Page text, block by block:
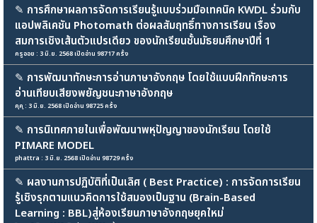
✎ การศึกษาผลการจัดการเรียนรู้แบบร่วมมือเทคนิค KWDL ร่วมกับ
แอปพลิเคชัน Photomath ต่อผลสัมฤทธิ์ทางการเรียน เรื่อง
สมการเชิงเส้นตัวแปรเดียว ของนักเรียนชั้นมัธยมศึกษาปีที่ 1
ครูออย : 3 มิ.ย. 2568 เปิดอ่าน 98717 ครั้ง
✎ การพัฒนาทักษะการอ่านภาษาอังกฤษ โดยใช้แบบฝึกทักษะการ
อ่านเทียบเสียงพยัญชนะภาษาอังกฤษ
คุคุ : 3 มิ.ย. 2568 เปิดอ่าน 98725 ครั้ง
✎ การนิเทศภายในเพื่อพัฒนาพหุปัญญาของนักเรียน โดยใช้
PIMARE MODEL
phattra : 3 มิ.ย. 2568 เปิดอ่าน 98729 ครั้ง
✎ ผลงานการปฏิบัติที่เป็นเลิศ ( Best Practice) : การจัดการเรียน
รู้เชิงรุกตามแนวคิดการใช้สมองเป็นฐาน (Brain-Based
Learning : BBL)สู่ห้องเรียนภาษาอังกฤษยุคใหม่